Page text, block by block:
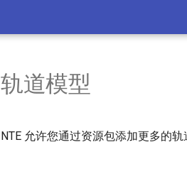
轨道模型
NTE 允许您通过资源包添加更多的轨